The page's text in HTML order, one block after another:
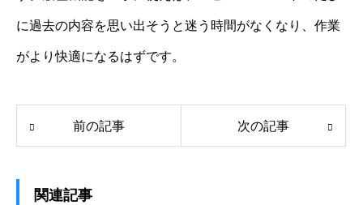
に過去の内容を思い出そうと迷う時間がなくなり、作業
がより快適になるはずです。
前の記事 次の記事
関連記事